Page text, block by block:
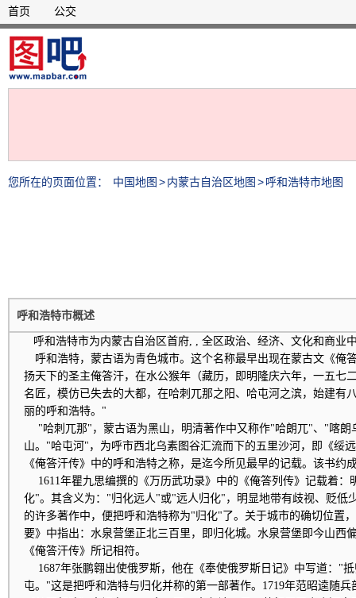
首页 公交
您所在的页面位置： 中国地图 >内蒙古自治区地图 >呼和浩特市地图
呼和浩特市概述
呼和浩特市为内蒙古自治区首府, , 全区政治、经济、文化和商
呼和浩特，蒙古语为青色城市。这个名称最早出现在蒙古文《俺
扬天下的圣主俺答汗，在水公猴年（藏历，即明隆庆六年，一五七
名匠，模仿已失去的大都，在哈刺兀那之阳、哈屯河之滨，始建有
丽的呼和浩特。"
"哈刺兀那"，蒙古语为黑山，明清著作中又称作"哈朗兀"、"喀朗
山。"哈屯河"，为呼市西北乌素图谷汇流而下的五里沙河，即《绥
《俺答汗传》中的呼和浩特之称，是迄今所见最早的记载。该书约
1611年瞿九思编撰的《万历武功录》中的《俺答列传》记载着：
化"。其含义为："归化远人"或"远人归化"，明显地带有歧视、贬低
的许多著作中，便把呼和浩特称为"归化"了。关于城市的确切位置
要》中指出：水泉营堡正北三百里，即归化城。水泉营堡即今山西
《俺答汗传》所记相符。
1687年张鹏翱出使俄罗斯，他在《奉使俄罗斯日记》中写道："
屯。"这是把呼和浩特与归化并称的第一部著作。1719年范昭逵随